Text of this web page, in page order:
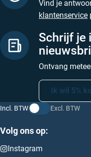
Vind je
klantenservice
Schrijf je
Ontvang
Ik wil 5%
Incl. BTW Excl. BTW
Volg ons op:
Instagram